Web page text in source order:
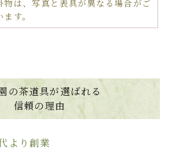
は、写真と表具が異なる場合がご
す。
の茶道具が選ばれる
信頼の理由
より創業